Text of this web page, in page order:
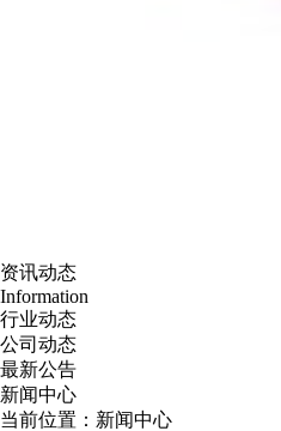
资讯动态
Information
行业动态
公司动态
最新公告
新闻中心
当前位置： 新闻中心